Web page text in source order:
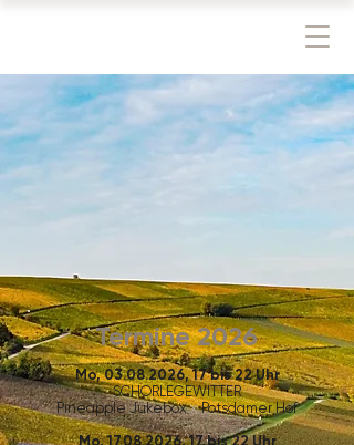
Termine 2026
Mo,03.08.2026, 17 bis 22 Uhr
SCHORLEGEWITTER
Pineapple JukeboxxPotsdamer Hof
Mo,17.08.2026, 17 bis 22 Uhr